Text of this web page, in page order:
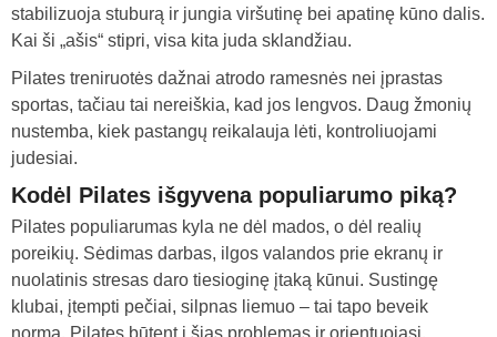
stabilizuoja stuburą ir jungia viršutinę bei apatinę kūno dalis.
Kai ši „ašis“ stipri, visa kita juda sklandžiau.
Pilates treniruotės dažnai atrodo ramesnės nei įprastas
sportas, tačiau tai nereiškia, kad jos lengvos. Daug žmonių
nustemba, kiek pastangų reikalauja lėti, kontroliuojami
judesiai.
Kodėl Pilates išgyvena populiarumo piką?
Pilates populiarumas kyla ne dėl mados, o dėl realių
poreikių. Sėdimas darbas, ilgos valandos prie ekranų ir
nuolatinis stresas daro tiesioginę įtaką kūnui. Sustingę
klubai, įtempti pečiai, silpnas liemuo – tai tapo beveik